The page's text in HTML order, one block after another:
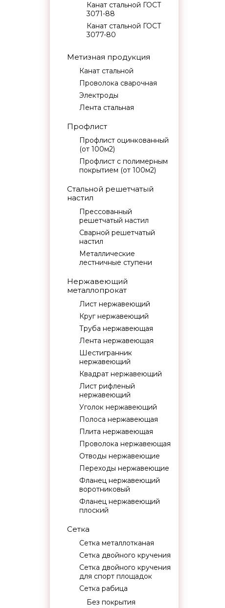
Канат стальной ГОСТ
3071-88
Канат стальной ГОСТ
3077-80
Метизная продукция
Канат стальной
Проволока сварочная
Электроды
Лента стальная
Профлист
Профлист оцинкованный
(от 100м2)
Профлист с полимерным
покрытием (от 100м2)
Стальной решетчатый
настил
Прессованный
решетчатый настил
Сварной решетчатый
настил
Металлические
лестничные ступени
Нержавеющий
металлопрокат
Лист нержавеющий
Круг нержавеющий
Труба нержавеющая
Лента нержавеющая
Шестигранник
нержавеющий
Квадрат нержавеющий
Лист рифленый
нержавеющий
Уголок нержавеющий
Полоса нержавеющая
Плита нержавеющая
Проволока нержавеющая
Отводы нержавеющие
Переходы нержавеющие
Фланец нержавеющий
воротниковый
Фланец нержавеющий
плоский
Сетка
Сетка металлотканая
Сетка двойного кручения
Сетка двойного кручения
для спорт площадок
Сетка рабица
Без покрытия